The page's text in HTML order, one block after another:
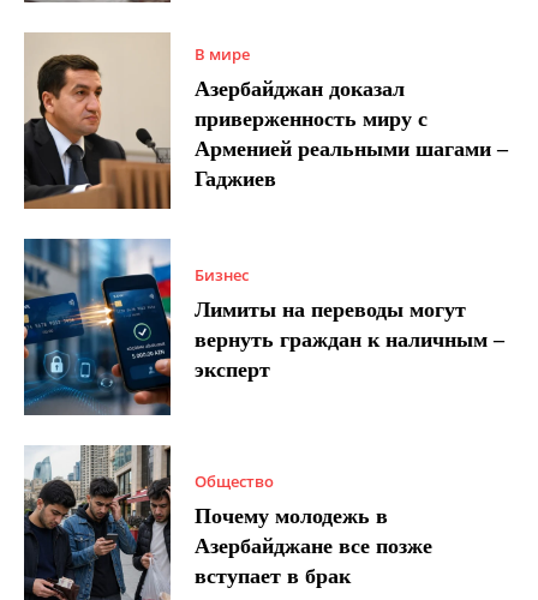
В мире
Азербайджан доказал
приверженность миру с
Арменией реальными шагами –
Гаджиев
Бизнес
Лимиты на переводы могут
вернуть граждан к наличным –
эксперт
Общество
Почему молодежь в
Азербайджане все позже
вступает в брак